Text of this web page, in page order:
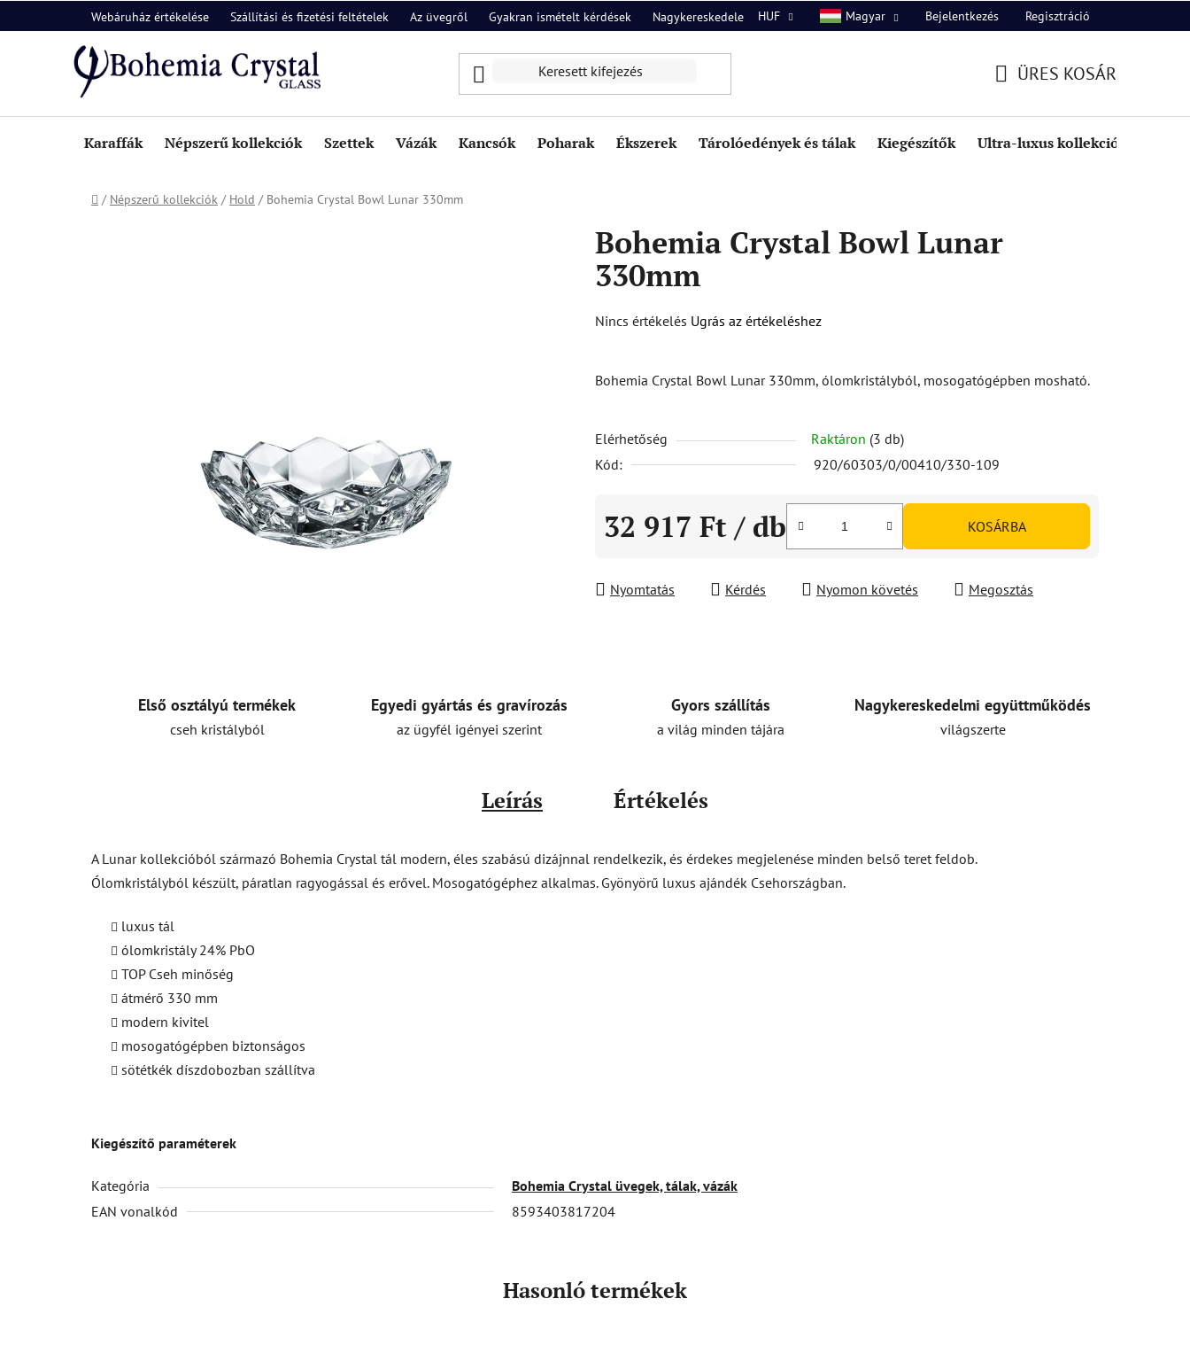
a
Webáruház értékelése Szállítási és fizetési feltételek Az üvegről Gyakran ismételt kérdések Nagykereskedelem Rólunk Kapcsolat
HUF Magyar Bejelentkezés Regisztráció
ÜRES KOSÁR
Karaffák Népszerű kollekciók Szettek Vázák Kancsók Poharak Ékszerek Tárolóedények és tálak Kiegészítők Ultra-luxus kollekció
Kezdőlap
/ Népszerű kollekciók / Hold / Bohemia Crystal Bowl Lunar 330mm
Bohemia Crystal Bowl Lunar
330mm
A
értékelése
ből
0,0
Nincs értékelés Ugrás az értékeléshez
Bohemia Crystal Bowl Lunar 330mm, ólomkristályból, mosogatógépben mosható.
Elérhetőség Raktáron (3 db)
Kód:
920/60303/0/00410/330-109
32 917 Ft / db KOSÁRBA
Nyomtatás Kérdés Nyomon követés Megosztás
Első osztályú termékek
cseh kristályból
Egyedi gyártás és gravírozás
az ügyfél igényei szerint
Gyors szállítás
a világ minden tájára
Nagykereskedelmi együttműködés
világszerte
Leírás Értékelés
A Lunar kollekcióból származó Bohemia Crystal tál modern, éles szabású dizájnnal rendelkezik, és érdekes megjelenése minden belső teret feldob.
Ólomkristályból készült, páratlan ragyogással és erővel. Mosogatógéphez alkalmas. Gyönyörű luxus ajándék Csehországban.
luxus tál
ólomkristály 24% PbO
TOP Cseh minőség
átmérő 330 mm
modern kivitel
mosogatógépben biztonságos
sötétkék díszdobozban szállítva
Kiegészítő paraméterek
Kategória
Bohemia Crystal üvegek, tálak, vázák
EAN vonalkód
8593403817204
Hasonló termékek